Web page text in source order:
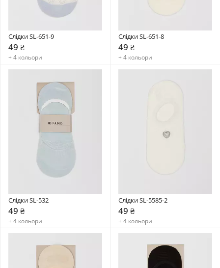
Слідки SL-651-9
49 ₴
+ 4 кольори
Слідки SL-651-8
49 ₴
+ 4 кольори
Слідки SL-532
49 ₴
+ 4 кольори
Слідки SL-5585-2
49 ₴
+ 4 кольори